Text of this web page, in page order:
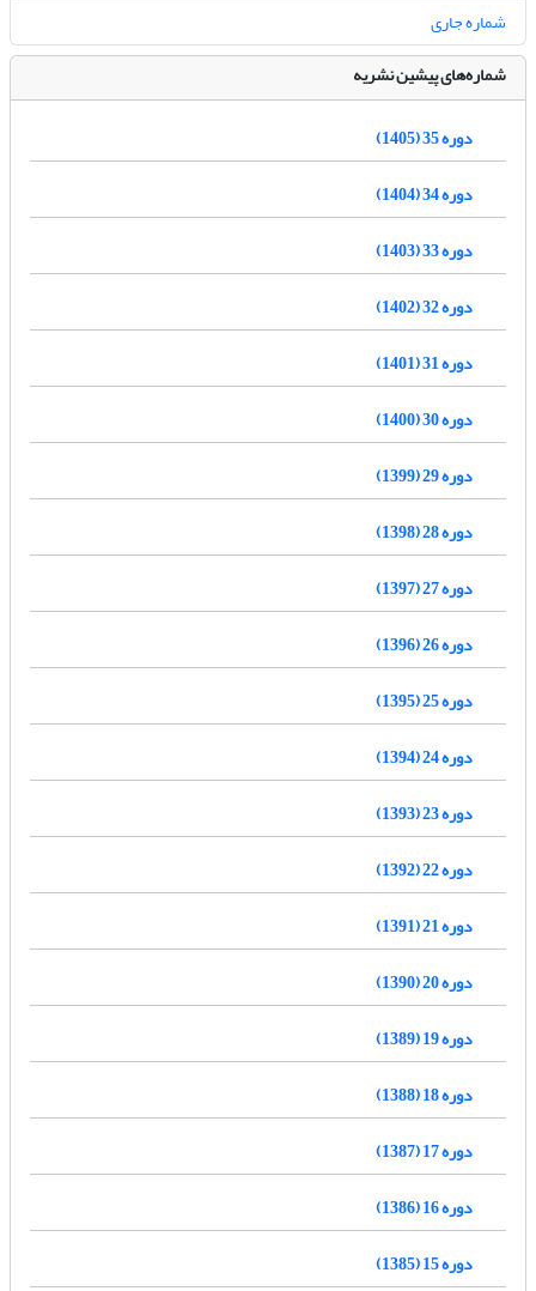
شماره جاری
شماره‌های پیشین نشریه
دوره 35 (1405)
دوره 34 (1404)
دوره 33 (1403)
دوره 32 (1402)
دوره 31 (1401)
دوره 30 (1400)
دوره 29 (1399)
دوره 28 (1398)
دوره 27 (1397)
دوره 26 (1396)
دوره 25 (1395)
دوره 24 (1394)
دوره 23 (1393)
دوره 22 (1392)
دوره 21 (1391)
دوره 20 (1390)
دوره 19 (1389)
دوره 18 (1388)
دوره 17 (1387)
دوره 16 (1386)
دوره 15 (1385)